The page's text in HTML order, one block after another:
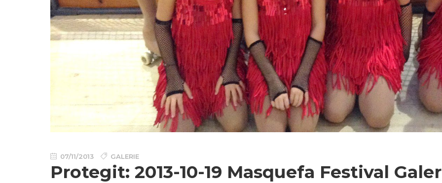
07/11/2013 GALERIE
Protegit: 2013-10-19 Masquefa Festival